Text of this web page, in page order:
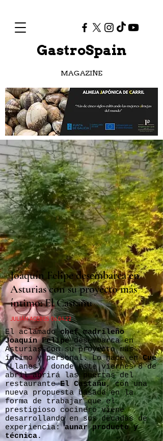
GastroSpain
MAGAZINE
Joaquín Felipe desembarca en
Asturias con su proyecto más
íntimo: El Castañu
JULIÁN ACEBES 06.04.22
El aclamadochef madrileño
Joaquín Felipedesembarca en
Asturias con su proyecto más
íntimo y personal. Lo hace enCué
(Llanes), donde este viernes 8 de
abril abrirá las puertas del
restauranteEl Castañu, con una
nueva propuesta basada en la
forma de trabajar que el
prestigioso cocinero viene
desarrollando en sus décadas de
experiencia:aunar producto y
técnica.